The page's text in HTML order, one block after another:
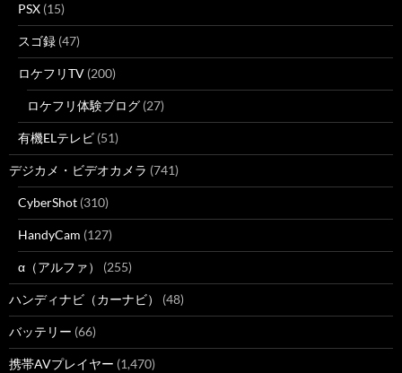
PSX (15)
スゴ録 (47)
ロケフリTV (200)
ロケフリ体験ブログ (27)
有機ELテレビ (51)
デジカメ・ビデオカメラ (741)
CyberShot (310)
HandyCam (127)
α（アルファ） (255)
ハンディナビ（カーナビ） (48)
バッテリー (66)
携帯AVプレイヤー (1,470)